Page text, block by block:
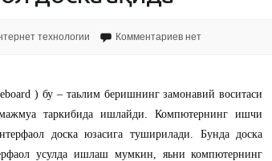
технологии Комментариев нет
) бу – таьлим беришнинг замонавий воситаси
таркибида ишлайди. Компютернинг ишчи
доска юзасига туширилади. Бунда доска
усулда ишлаш мумкин, яьни компютернинг